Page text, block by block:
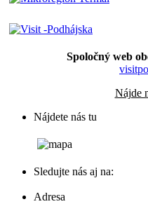
Spoločný web
Nájde
Nájdete nás tu
Sledujte nás aj na:
Adresa